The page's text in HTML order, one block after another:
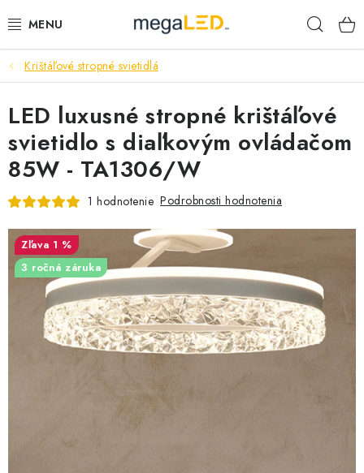
na
PRIEMYSEL
SVIETIDLÁ
ŽIAROVKY A TRUBICE
PRACOVNÉ SVIETIDLÁ
ELEKTROMATERIÁL
VENTILÁTORY
SAMSUNG SVIETIDLÁ
SOLÁRNE SYSTÉMY
SEZÓNNE VÝPREDAJE POĽNOPOTREBY
DOM A ZÁHRADA
Krištáľové stropné svietidlá
LED luxusné stropné krištáľové
svietidlo s diaľkovým ovládačom
85W - TA1306/W
1 hodnotenie Podrobnosti hodnotenia
1 %
3 ročná záruka